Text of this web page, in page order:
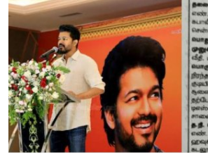
Business
Crime
Tamilnadu
National
World